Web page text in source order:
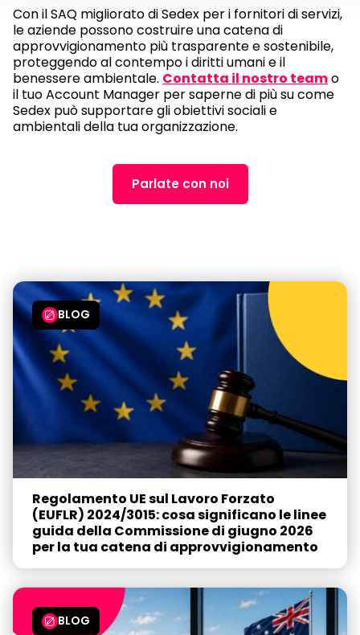
Con il SAQ migliorato di Sedex per i fornitori di servizi,
le aziende possono costruire una catena di
approvvigionamento più trasparente e sostenibile,
proteggendo al contempo i diritti umani e il
benessere ambientale. Contatta il nostro teamo
il tuo Account Manager per saperne di più su come
Sedex può supportare gli obiettivi sociali e
ambientali della tua organizzazione.
Parlate con noi
BLOG
Regolamento UE sul Lavoro Forzato
(EUFLR) 2024/3015: cosa significano le linee
guida della Commissione di giugno 2026
per la tua catena di approvvigionamento
BLOG